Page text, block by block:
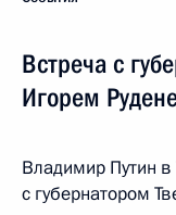
Встреча с
Игорем
Владимир Путин
с губернатором